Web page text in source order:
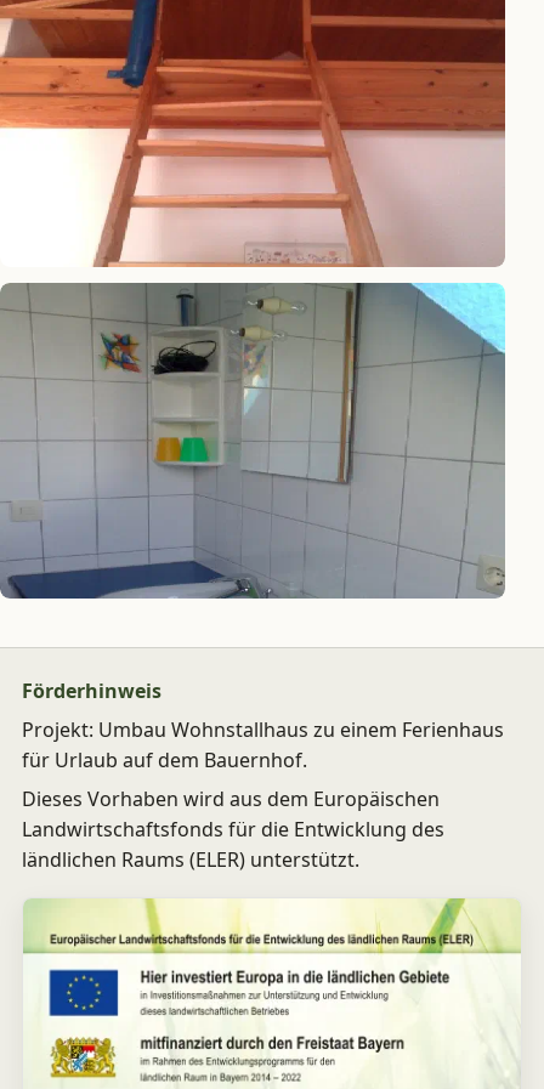
Förderhinweis
Projekt: Umbau Wohnstallhaus zu einem Ferienhaus
für Urlaub auf dem Bauernhof.
Dieses Vorhaben wird aus dem Europäischen
Landwirtschaftsfonds für die Entwicklung des
ländlichen Raums (ELER) unterstützt.